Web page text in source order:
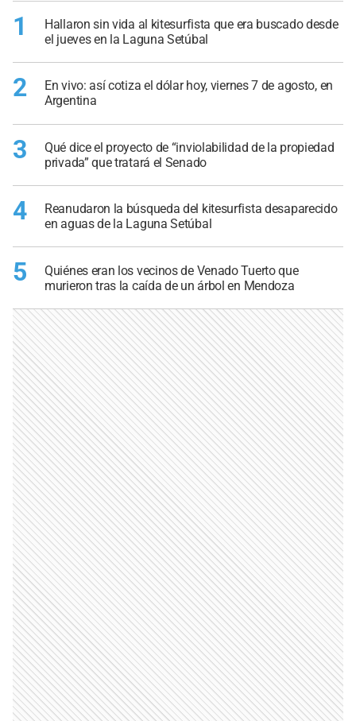
1
Hallaron sin vida al kitesurfista que era buscado desde
el jueves en la Laguna Setúbal
2
En vivo: así cotiza el dólar hoy, viernes 7 de agosto, en
Argentina
3
Qué dice el proyecto de “inviolabilidad de la propiedad
privada” que tratará el Senado
4
Reanudaron la búsqueda del kitesurfista desaparecido
en aguas de la Laguna Setúbal
5
Quiénes eran los vecinos de Venado Tuerto que
murieron tras la caída de un árbol en Mendoza